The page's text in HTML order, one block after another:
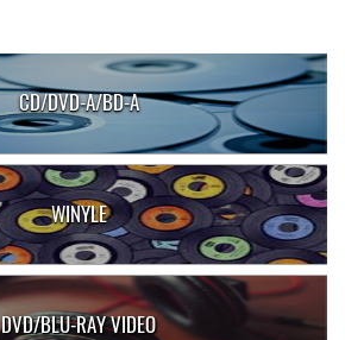
CD/DVD-A/BD-A
WINYLE
DVD/BLU-RAY VIDEO